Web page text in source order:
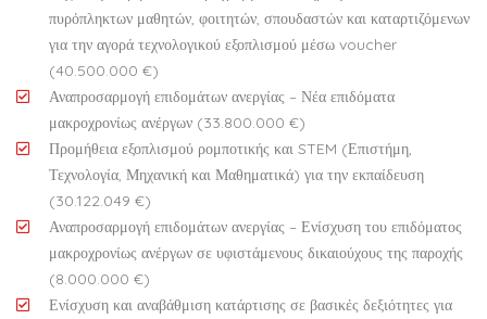
πυρόπληκτων μαθητών, φοιτητών, σπουδαστών και καταρτιζόμενων
για την αγορά τεχνολογικού εξοπλισμού μέσω voucher
(40.500.000 €)
Αναπροσαρμογή επιδομάτων ανεργίας – Νέα επιδόματα
μακροχρονίως ανέργων (33.800.000 €)
Προμήθεια εξοπλισμού ρομποτικής και STEM (Επιστήμη,
Τεχνολογία, Μηχανική και Μαθηματικά) για την εκπαίδευση
(30.122.049 €)
Αναπροσαρμογή επιδομάτων ανεργίας – Ενίσχυση του επιδόματος
μακροχρονίως ανέργων σε υφιστάμενους δικαιούχους της παροχής
(8.000.000 €)
Ενίσχυση και αναβάθμιση κατάρτισης σε βασικές δεξιότητες για